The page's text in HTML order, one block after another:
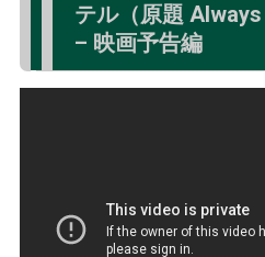
テル（原題 Always
– 映画予告編